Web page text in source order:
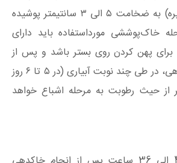
نگهداری آب بالا و غیره) به ضخامت ۵ الی ۳ سانتیمتر پوشیده
خاک‌پوششی مورداستفاده باید دارای
برای پهن کردن روی بستر باشد و پس از
اجرای عملیات خاک‌دهی، در طی چند نوبت آبیاری (در ۵ تا ۶ روز
حیث رطوبت به مرحله اشباع خواهد